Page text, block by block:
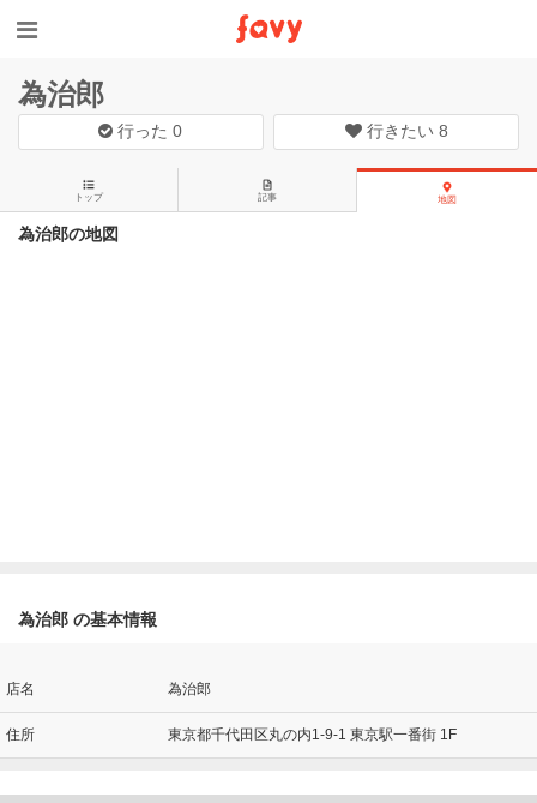
為治郎
行った0 行きたい 8
トップ 記事 地図
為治郎の地図
為治郎 の基本情報
店名 為治郎
住所 東京都千代田区丸の内1-9-1 東京駅一番街 1F